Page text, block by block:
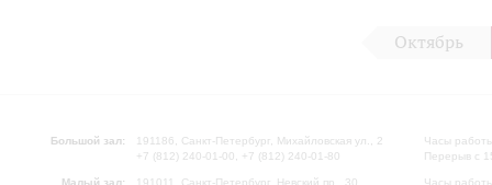
Октябрь
Большой зал:
191186, Санкт-Петербург, Михайловская ул., 2
+7 (812) 240-01-00, +7 (812) 240-01-80
Малый зал: 191011, Санкт-Петербург, Невский пр., 30
Часы
Перерыв с
Часы